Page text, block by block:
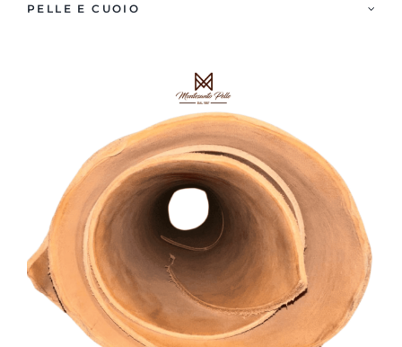
PELLE E CUOIO